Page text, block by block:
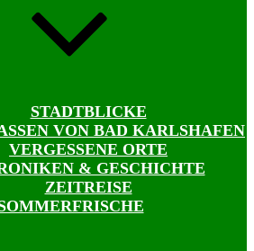
STADTBLICKE
VON BAD KARLSHAFEN
VERGESSENE ORTE
& GESCHICHTE
ZEITREISE